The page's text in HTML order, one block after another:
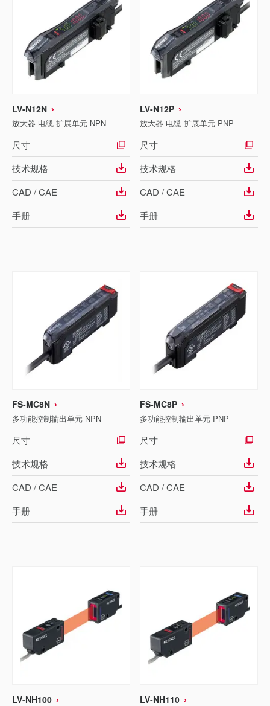
LV-N12N
放大器 电缆 扩展单元 NPN
尺寸
技术规格
CAD / CAE
手册
LV-N12P
放大器 电缆 扩展单元 PNP
尺寸
技术规格
CAD / CAE
手册
FS-MC8N
多功能控制输出单元 NPN
尺寸
技术规格
CAD / CAE
手册
FS-MC8P
多功能控制输出单元 PNP
尺寸
技术规格
CAD / CAE
手册
LV-NH100 LV-NH110